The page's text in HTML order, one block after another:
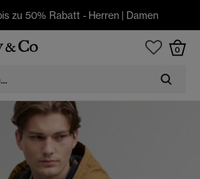
zu 50% Rabatt - Herren | Damen
0